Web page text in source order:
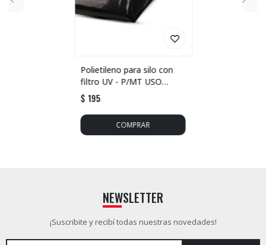
Polietileno para silo con
filtro UV - P/MT USO
AGRÍCOLA - Único
$ 195
NEWSLETTER
¡Suscribite y recibí todas nuestras novedades!